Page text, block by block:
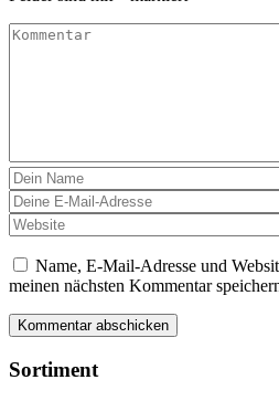
Name, E-Mail-Adresse und
meinen nächsten Kommentar
Sortiment